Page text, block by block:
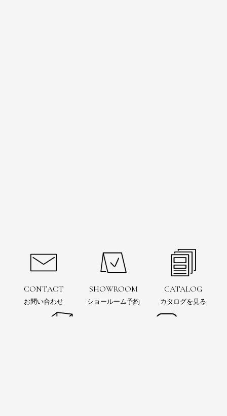
CONTACT
お問い合わせ
SHOWROOM
ショールーム予約
CATALOG
カタログを見る
お問い合わせ 電子カタログ